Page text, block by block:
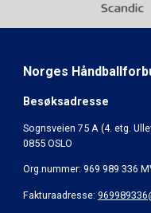
Norges
Besøksadresse
Sognsveien 75 A (4. etg.
0855 OSLO
Org.nummer: 969 989 336
Fakturaadresse: